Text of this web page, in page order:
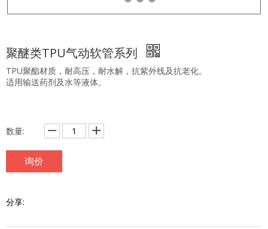
聚醚类TPU气动软管系列
TPU聚酯材质，耐高压，耐水解，抗紫外线及抗老化。
适用输送药剂及水等液体。
数量:
询价
分享: